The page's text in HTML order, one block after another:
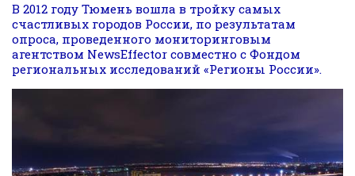
В 2012 году Тюмень вошла в тройку самых
счастливых городов России, по результатам
опроса, проведенного мониторинговым
агентством NewsEffector совместно с Фондом
региональных исследований «Регионы России».